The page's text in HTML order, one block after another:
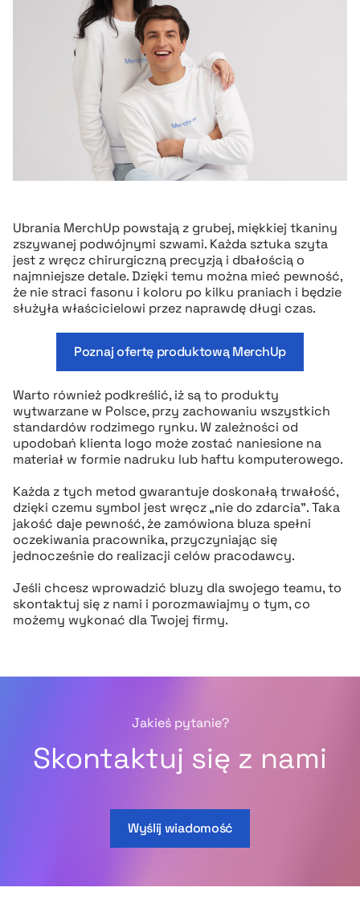
Ubrania MerchUp powstają z grubej, miękkiej tkaniny
zszywanej podwójnymi szwami. Każda sztuka szyta
jest z wręcz chirurgiczną precyzją i dbałością o
najmniejsze detale. Dzięki temu można mieć pewność,
że nie straci fasonu i koloru po kilku praniach i będzie
służyła właścicielowi przez naprawdę długi czas.
Poznaj ofertę produktową MerchUp
Warto również podkreślić, iż są to produkty
wytwarzane w Polsce, przy zachowaniu wszystkich
standardów rodzimego rynku. W zależności od
upodobań klienta logo może zostać naniesione na
materiał w formie nadruku lub haftu komputerowego.
Każda z tych metod gwarantuje doskonałą trwałość,
dzięki czemu symbol jest wręcz „nie do zdarcia”. Taka
jakość daje pewność, że zamówiona bluza spełni
oczekiwania pracownika, przyczyniając się
jednocześnie do realizacji celów pracodawcy.
Jeśli chcesz wprowadzić bluzy dla swojego teamu, to
skontaktuj się z nami i porozmawiajmy o tym, co
możemy wykonać dla Twojej firmy.
Jakieś pytanie?
Skontaktuj się z nami
Wyślij wiadomość